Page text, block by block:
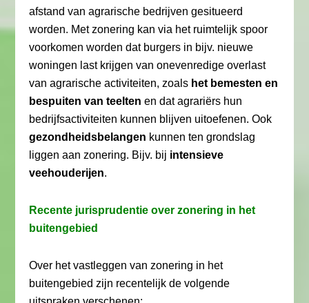
afstand van agrarische bedrijven gesitueerd
worden. Met zonering kan via het ruimtelijk spoor
voorkomen worden dat burgers in bijv. nieuwe
woningen last krijgen van onevenredige overlast
van agrarische activiteiten, zoals het bemesten en
bespuiten van teelten en dat agrariërs hun
bedrijfsactiviteiten kunnen blijven uitoefenen. Ook
gezondheidsbelangen kunnen ten grondslag
liggen aan zonering. Bijv. bij intensieve
veehouderijen.
Recente jurisprudentie over zonering in het
buitengebied
Over het vastleggen van zonering in het
buitengebied zijn recentelijk de volgende